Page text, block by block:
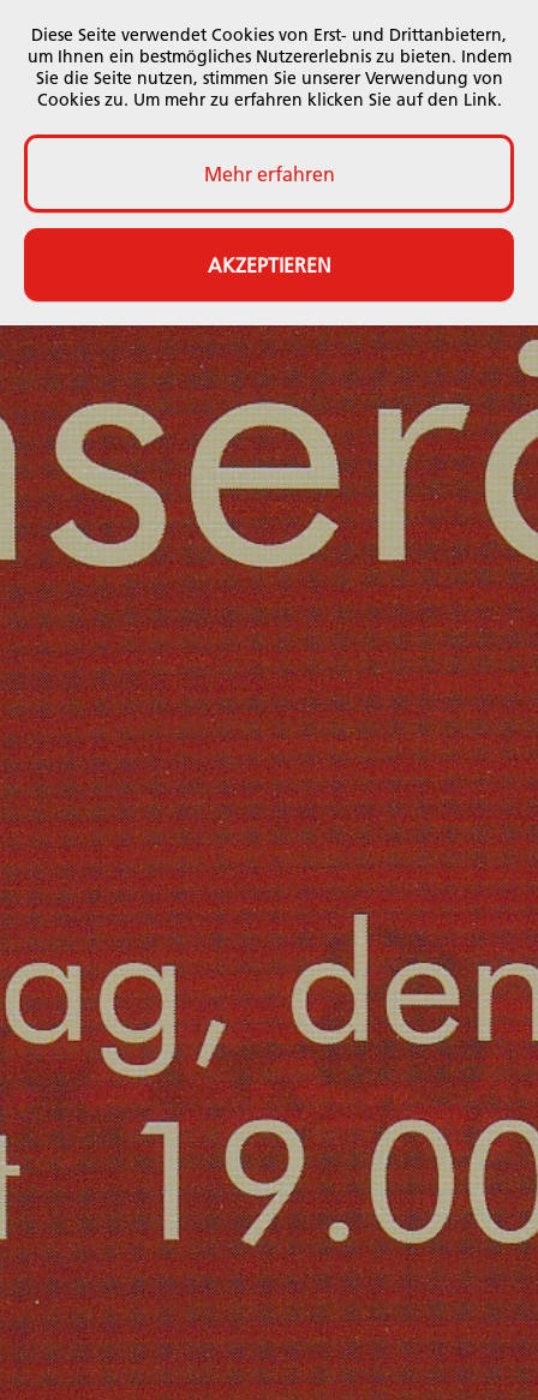
Diese Seite verwendet Cookies von Erst- und Drittanbietern,
um Ihnen ein bestmögliches Nutzererlebnis zu bieten. Indem
Sie die Seite nutzen, stimmen Sie unserer Verwendung von
Cookies zu. Um mehr zu erfahren klicken Sie auf den Link.
Mehr erfahren
AKZEPTIEREN